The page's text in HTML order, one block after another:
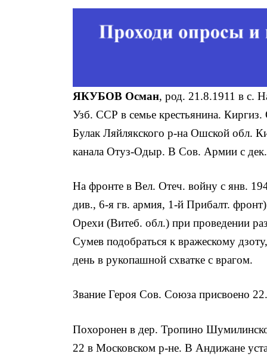
ЯКУБОВ Осман, род. 21.8.1911 в с.
Узб. ССР в семье крестьянина.
Булак Ляйлякского р-на Ошской обл.
канала Отуз-Одыр. В Сов. Армии с
На фронте в Вел. Отеч. войну с янв.
див., 6-я гв. армия, 1-й Прибалт.
Орехи (Витеб. обл.) при проведении
Сумев подо­браться к вражескому
день в ру­копашной схватке с врагом.
Звание Героя Сов. Союза присвоено
Похоронен в дер. Тропино
22 в Московском р-не. В Андижане